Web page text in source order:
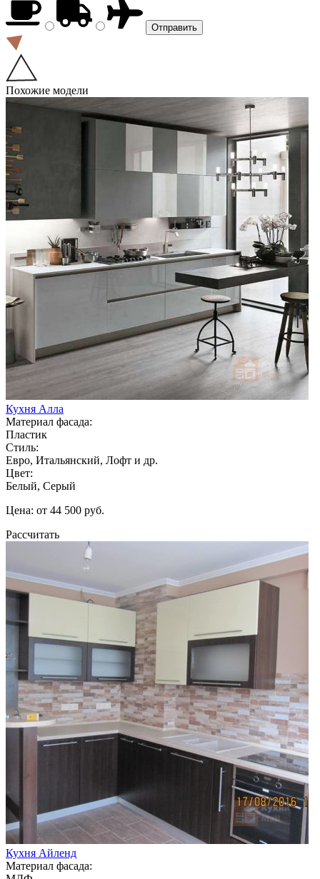
Похожие модели
Кухня Алла
Материал фасада:
Пластик
Стиль:
Евро, Итальянский, Лофт и др.
Цвет:
Белый, Серый
Цена: от 44 500 руб.
Рассчитать
Кухня Айленд
Материал фасада: